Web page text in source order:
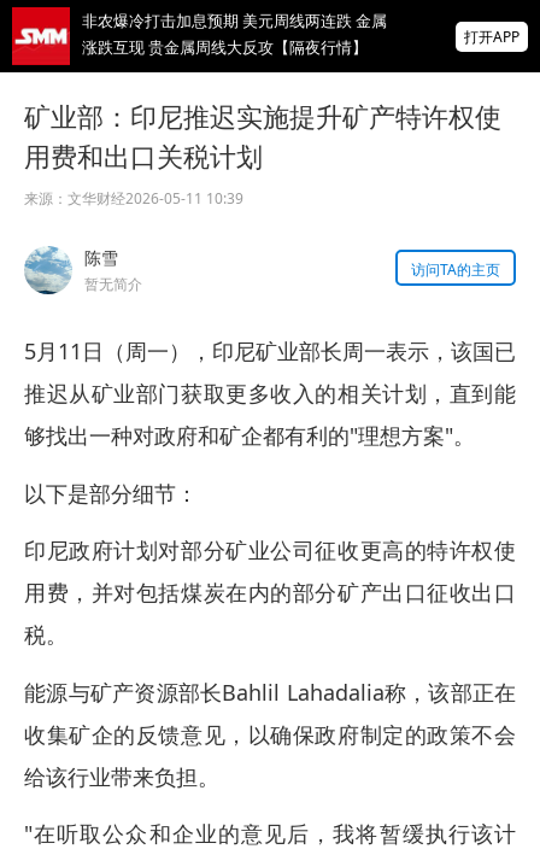
非农爆冷打击加息预期 美元周线两连跌 金属
涨跌互现 贵金属周线大反攻【隔夜行情】
寻锌行业破局发展新机遇
美国拟投30亿美元扶持关键矿产
为有色行业打造的神器
打开APP
矿业部：印尼推迟实施提升矿产特许权使
用费和出口关税计划
来源： 文华财经2026-05-11 10:39
陈雪
暂无简介
访问TA的主页
5月11日（周一），印尼矿业部长周一表示，该国已
推迟从矿业部门获取更多收入的相关计划，直到能
够找出一种对政府和矿企都有利的"理想方案"。
以下是部分细节：
印尼政府计划对部分矿业公司征收更高的特许权使
用费，并对包括煤炭在内的部分矿产出口征收出口
税。
能源与矿产资源部长Bahlil Lahadalia称，该部正在
收集矿企的反馈意见，以确保政府制定的政策不会
给该行业带来负担。
"在听取公众和企业的意见后，我将暂缓执行该计